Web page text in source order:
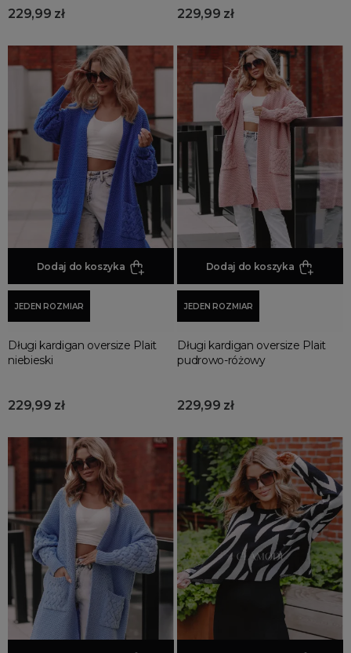
229,99 zł 229,99 zł
Dodaj do koszyka
JEDEN ROZMIAR
Długi kardigan oversize Plait
niebieski
229,99 zł
Dodaj do koszyka
JEDEN ROZMIAR
Długi kardigan oversize Plait
pudrowo-różowy
229,99 zł